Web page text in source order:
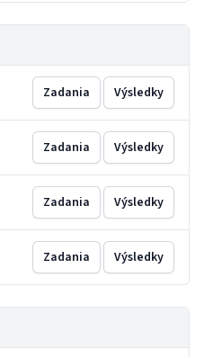
Zadania Výsledky
Zadania Výsledky
Zadania Výsledky
Zadania Výsledky